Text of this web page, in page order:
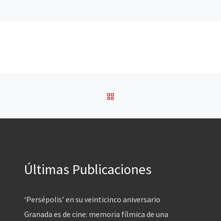
Últimas Publicaciones
‘Persépolis’ en su veinticinco aniversario
Granada es de cine: memoria fílmica de una